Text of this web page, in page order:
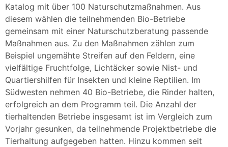
Katalog mit über 100 Naturschutzmaßnahmen. Aus
diesem wählen die teilnehmenden Bio-Betriebe
gemeinsam mit einer Naturschutzberatung passende
Maßnahmen aus. Zu den Maßnahmen zählen zum
Beispiel ungemähte Streifen auf den Feldern, eine
vielfältige Fruchtfolge, Lichtäcker sowie Nist- und
Quartiershilfen für Insekten und kleine Reptilien. Im
Südwesten nehmen 40 Bio-Betriebe, die Rinder halten,
erfolgreich an dem Programm teil. Die Anzahl der
tierhaltenden Betriebe insgesamt ist im Vergleich zum
Vorjahr gesunken, da teilnehmende Projektbetriebe die
Tierhaltung aufgegeben hatten. Hinzu kommen seit